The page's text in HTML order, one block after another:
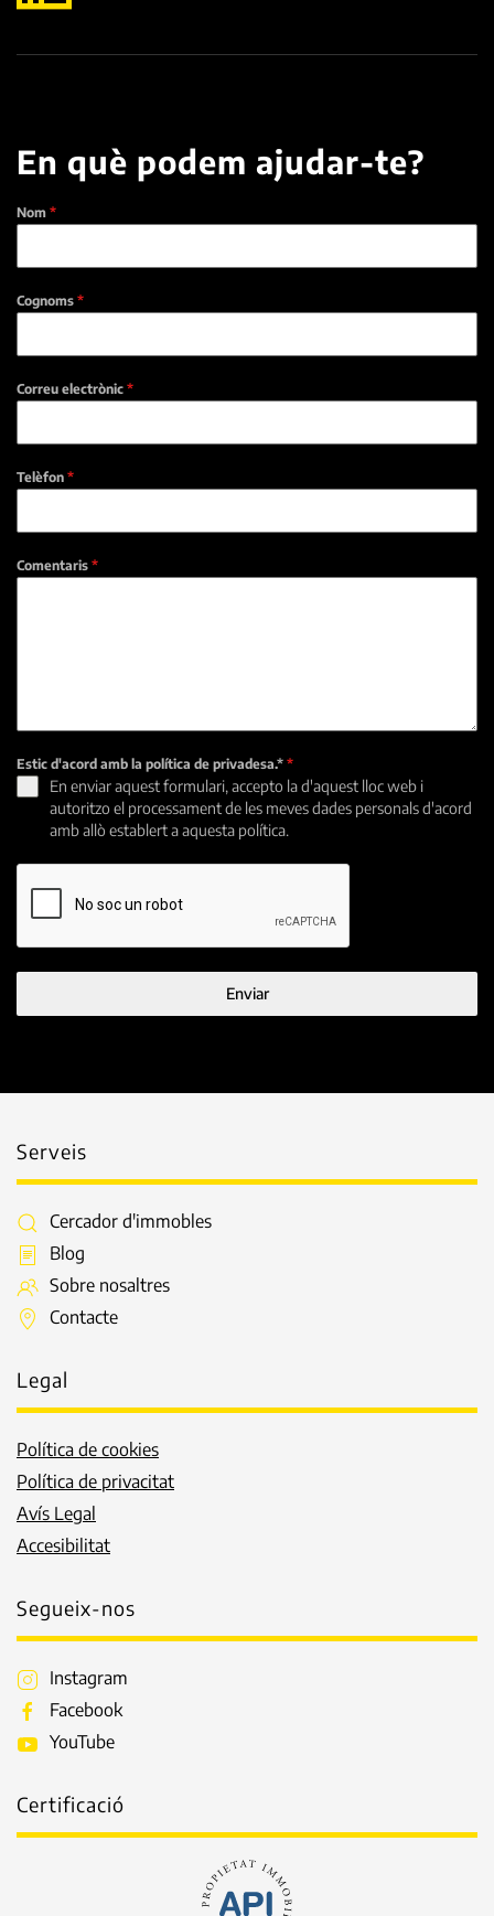
En què podem ajudar-te?
Nom *
Cognoms *
Correu electrònic *
Telèfon *
Comentaris *
Estic d'acord amb la política de privadesa.* *
En enviar aquest formulari, accepto la d'aquest lloc web i
autoritzo el processament de les meves dades personals d'acord
amb allò establert a aquesta política.
Enviar
Serveis
Cercador d'immobles
Blog
Sobre nosaltres
Contacte
Legal
Política de cookies
Política de privacitat
Avís Legal
Accesibilitat
Segueix-nos
Instagram
Facebook
YouTube
Certificació